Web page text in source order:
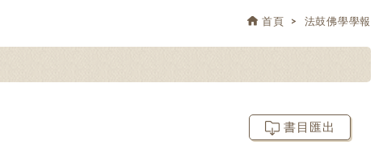
首頁 法鼓佛學學報
書目匯出